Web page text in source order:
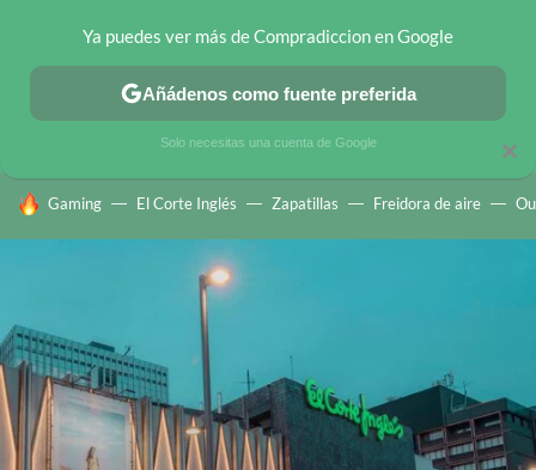
CHOLLOS TELEGRAM OFERTAS EN MÓVILES OFERTAS EN
HOY SE HABLA DE
Gaming El Corte Inglés Zapatillas Freidora de aire
×
Ya puedes ver más de Compradiccion en Google
Añádenos como fuente preferida
Solo necesitas una cuenta de Google